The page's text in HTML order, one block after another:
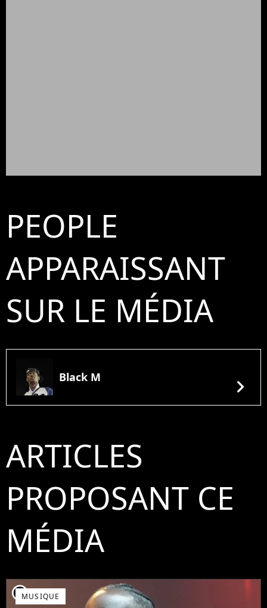
PEOPLE
APPARAISSANT
SUR LE MÉDIA
Black M chevron_right
ARTICLES
PROPOSANT CE
MÉDIA
player2MUSIQUE